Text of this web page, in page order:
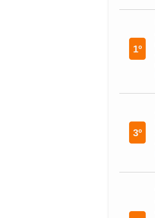
1º
3º